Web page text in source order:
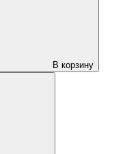
В корзину